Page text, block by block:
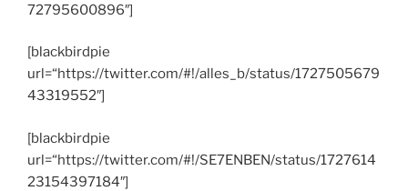
72795600896″]
[blackbirdpie
url=“https://twitter.com/#!/alles_b/status/1727505679
43319552″]
[blackbirdpie
url=“https://twitter.com/#!/SE7ENBEN/status/1727614
23154397184″]